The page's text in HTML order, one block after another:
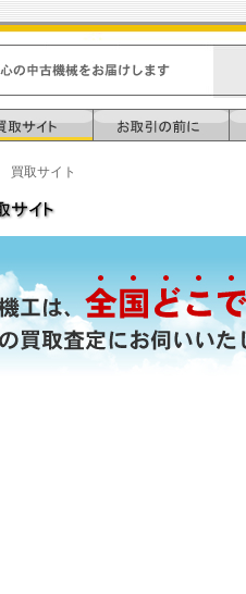
取サイト